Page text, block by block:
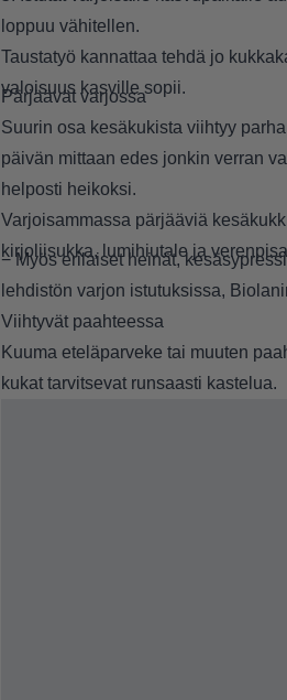
loppuu vähitellen.
Taustatyö kannattaa tehdä jo
valoisuus kasville sopii.
Pärjäävät varjossa
Suurin osa kesäkukista viihtyy
päivän mittaan edes jonkin verran
helposti heikoksi.
Varjoisammassa pärjääviä
kirjoliisukka, lumihiutale ja
− Myös erilaiset heinät,
lehdistön varjon istutuksissa,
Viihtyvät paahteessa
Kuuma eteläparveke tai muuten
kukat tarvitsevat runsaasti kastelua.